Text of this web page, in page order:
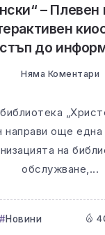
– Плевен
до
Няма Коментари
направи още една
на
обслужване,...
Новини